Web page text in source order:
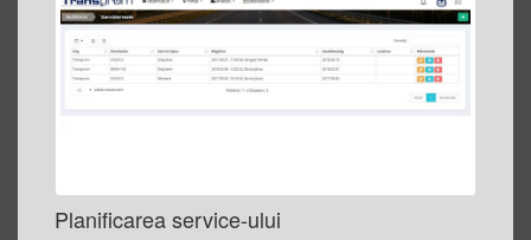
Planificarea service-ului